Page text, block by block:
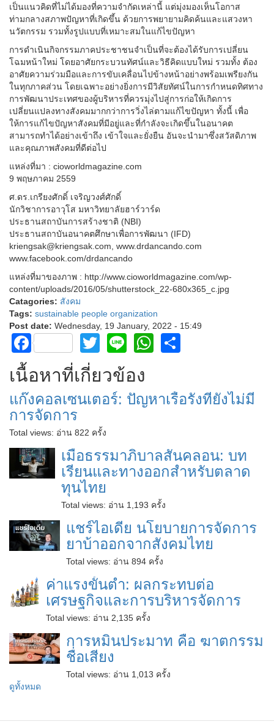
เป็นแนวคิดที่ไม่ได้มองที่ความจำกัดเหล่านี้ แต่มุ่งมองเห็นโอกาส
ท่ามกลางสภาพปัญหาที่เกิดขึ้น ด้วยการพยายามคิดค้นและแสวงหา
นวัตกรรม รวมทั้งรูปแบบที่เหมาะสมในแก้ไขปัญหา
การดำเนินกิจกรรมภาคประชาชนจำเป็นที่จะต้องได้รับการเปลี่ยน
โฉมหน้าใหม่ โดยอาศัยกระบวนทัศน์และวิธีคิดแบบใหม่ รวมทั้ง ต้อง
อาศัยความร่วมมือและการขับเคลื่อนไปข้างหน้าอย่างพร้อมเพรียงกัน
ในทุกภาคส่วน โดยเฉพาะอย่างยิ่งการมีวิสัยทัศน์ในการกำหนดทิศทาง
การพัฒนาประเทศของผู้บริหารที่ควรมุ่งไปสู่การก่อให้เกิดการ
เปลี่ยนแปลงทางสังคมมากกว่าการวิ่งไล่ตามแก้ไขปัญหา ทั้งนี้ เพื่อ
ให้การแก้ไขปัญหาสังคมที่มีอยู่และที่กำลังจะเกิดขึ้นในอนาคต
สามารถทำได้อย่างเข้าถึง เข้าใจและยั่งยืน อันจะนำมาซึ่งสวัสดิภาพ
และคุณภาพสังคมที่ดีต่อไป
แหล่งที่มา : cioworldmagazine.com
9 พฤษภาคม 2559
ศ.ดร.เกรียงศักดิ์ เจริญวงศ์ศักดิ์
นักวิชาการอาวุโส มหาวิทยาลัยฮาร์วาร์ด
ประธานสถาบันการสร้างชาติ (NBI)
ประธานสถาบันอนาคตศึกษาเพื่อการพัฒนา (IFD)
kriengsak@kriengsak.com, www.drdancando.com
www.facebook.com/drdancando
แหล่งที่มาของภาพ : http://www.cioworldmagazine.com/wp-
content/uploads/2016/05/shutterstock_22-680x365_c.jpg
Catagories: สังคม
Tags: sustainable people organization
Post date: Wednesday, 19 January, 2022 - 15:49
FacebookTwitter
LineWhatsApp
เนื้อหาที่เกี่ยวข้อง
แก๊งคอลเซนเตอร์: ปัญหาเรื้อรังที่ยังไม่มี
การจัดการ
Total views: อ่าน 822 ครั้ง
เมื่อธรรมาภิบาลสั่นคลอน: บท
เรียนและทางออกสำหรับตลาด
ทุนไทย
Total views: อ่าน 1,193 ครั้ง
แชร์ไอเดีย นโยบายการจัดการ
ยาบ้าออกจากสังคมไทย
Total views: อ่าน 894 ครั้ง
ค่าแรงขั้นต่ำ: ผลกระทบต่อ
เศรษฐกิจและการบริหารจัดการ
Total views: อ่าน 2,135 ครั้ง
การหมิ่นประมาท คือ ฆาตกรรม
ชื่อเสียง
Total views: อ่าน 1,013 ครั้ง
ดูทั้งหมด